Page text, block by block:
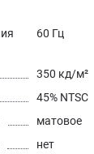
60 Гц
350 кд/м²
45% NTSC
матовое
нет